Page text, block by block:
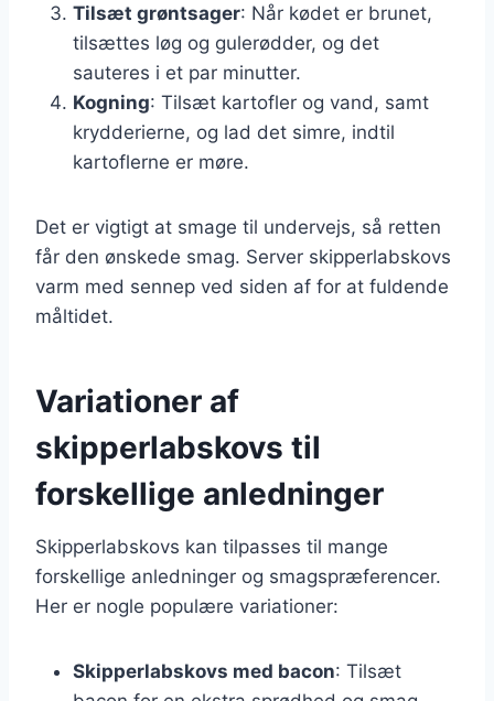
Tilsæt grøntsager: Når kødet er brunet,
tilsættes løg og gulerødder, og det
sauteres i et par minutter.
Kogning: Tilsæt kartofler og vand, samt
krydderierne, og lad det simre, indtil
kartoflerne er møre.
Det er vigtigt at smage til undervejs, så retten
får den ønskede smag. Server skipperlabskovs
varm med sennep ved siden af for at fuldende
måltidet.
Variationer af
skipperlabskovs til
forskellige anledninger
Skipperlabskovs kan tilpasses til mange
forskellige anledninger og smagspræferencer.
Her er nogle populære variationer:
Skipperlabskovs med bacon: Tilsæt